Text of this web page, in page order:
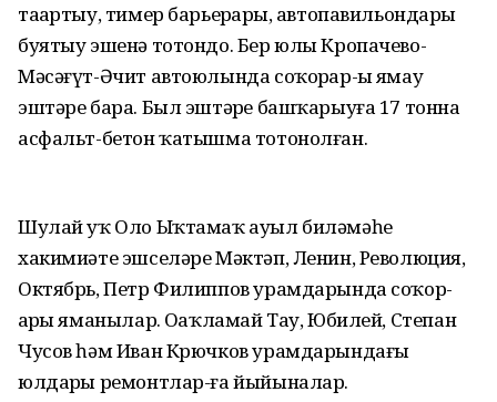
таҙартыу, тимер барьерҙарҙы, автопавильондарҙы
буятыу эшенә тотондо. Бер юлы Кропачево-
Мәсәғүт-Әчит автоюлында соҡорҙар-ҙы ямау
эштәре бара. Был эштәрҙе башҡарыуға 17 тонна
асфальт-бетон ҡатышма тотонолған.
Шулай уҡ Оло Ыҡтамаҡ ауыл биләмәһе
хакимиәте эшселәре Мәктәп, Ленин, Революция,
Октябрь, Петр Филиппов урамдарында соҡор-
ҙарҙы яманылар. Оҙаҡламай Тау, Юбилей, Степан
Чусов һәм Иван Крючков урамдарындағы
юлдарҙы ремонтлар-ға йыйыналар.